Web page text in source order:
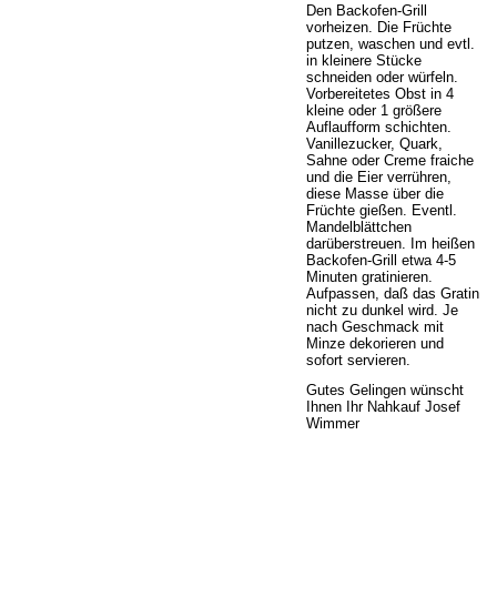
Den Backofen-Grill
vorheizen. Die Früchte
putzen, waschen und evtl.
in kleinere Stücke
schneiden oder würfeln.
Vorbereitetes Obst in 4
kleine oder 1 größere
Auflaufform schichten.
Vanillezucker, Quark,
Sahne oder Creme fraiche
und die Eier verrühren,
diese Masse über die
Früchte gießen. Eventl.
Mandelblättchen
darüberstreuen. Im heißen
Backofen-Grill etwa 4-5
Minuten gratinieren.
Aufpassen, daß das Gratin
nicht zu dunkel wird. Je
nach Geschmack mit
Minze dekorieren und
sofort servieren.
Gutes Gelingen wünscht
Ihnen Ihr Nahkauf Josef
Wimmer